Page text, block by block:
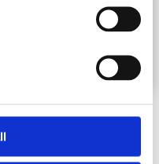
savoir